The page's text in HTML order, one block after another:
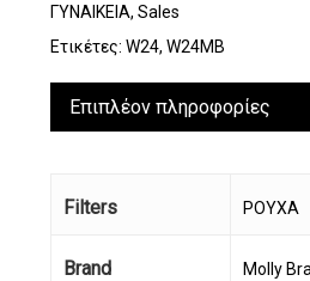
ΓΥΝΑΙΚΕΙΑ, Sales
Ετικέτες: W24, W24MB
Επιπλέον πληροφορίες
Filters ΡΟΥΧΑ
Brand Molly